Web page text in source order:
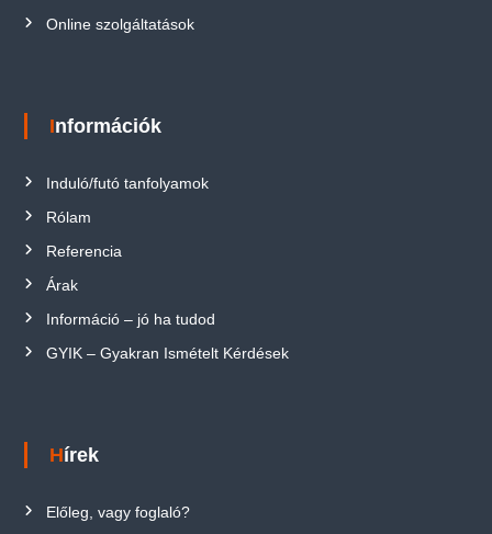
Online szolgáltatások
Információk
Induló/futó tanfolyamok
Rólam
Referencia
Árak
Információ – jó ha tudod
GYIK – Gyakran Ismételt Kérdések
Hírek
Előleg, vagy foglaló?